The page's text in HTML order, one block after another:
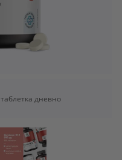
таблетка дневно